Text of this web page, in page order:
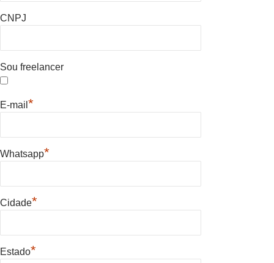
CNPJ
Sou freelancer
E-mail *
Whatsapp*
Cidade*
Estado*